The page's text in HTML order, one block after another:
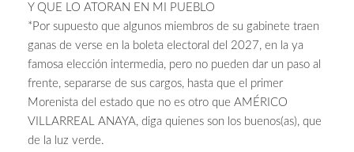
Y QUE LO ATORAN EN MI PUEBLO
*Por supuesto que algunos miembros de su gabinete traen
ganas de verse en la boleta electoral del 2027, en la ya
famosa elección intermedia, pero no pueden dar un paso al
frente, separarse de sus cargos, hasta que el primer
Morenista del estado que no es otro que AMÉRICO
VILLARREAL ANAYA, diga quienes son los buenos(as), que
de la luz verde.